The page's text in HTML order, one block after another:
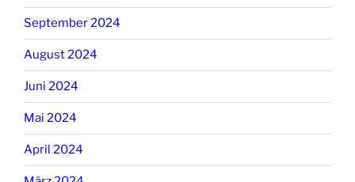
September 2024
August 2024
Juni 2024
Mai 2024
April 2024